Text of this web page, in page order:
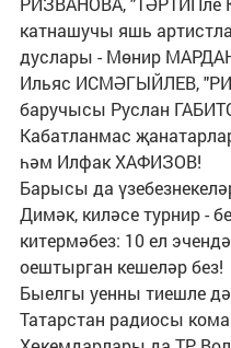
катнашучы яшь
дуслары - Мөнир
Ильяс ИСМӘГЫЙЛЕВ,
баручысы Руслан
Кабатланмас
һәм Илфак ХАФИЗОВ!
Барысы да
Димәк, киләсе турнир -
китермәбез: 10 ел
оештырган кешеләр без!
Быелгы уенны тиешле
Татарстан радиосы